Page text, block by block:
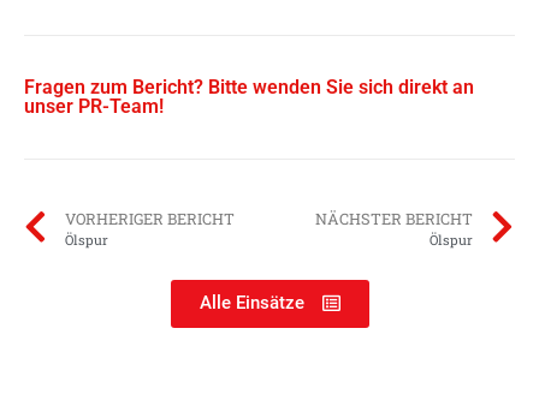
Fragen zum Bericht? Bitte wenden Sie sich direkt an
unser PR-Team!
VORHERIGER BERICHT
Ölspur
NÄCHSTER BERICHT
Ölspur
Alle Einsätze